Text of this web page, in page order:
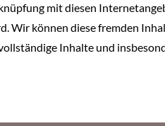
mit diesen
können diese fremden
Inhalte und